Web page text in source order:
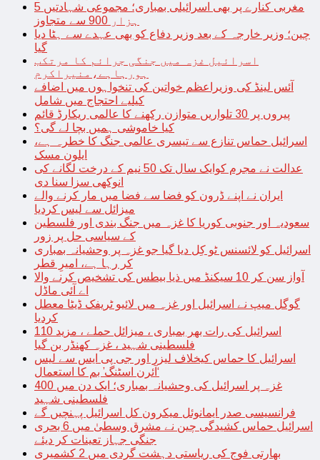
مغربی کنارے پر بھی اسرائیلی بمباری؛ مجموعی شہادتیں 5
ہزار 900 سے متجاوز
چین؛ وزیر خارجہ کے بعد وزیر دفاع کو بھی عہدے سے ہٹا دیا
گیا
اسرائیل غزہ میں جنگی جرائم کا مرتکب
ہورہاہے،منیراکرم
آئس لینڈ کی وزیراعظم خواتین کی تنخواہوں میں اضافے
کیلیے احتجاج میں شامل
پیروں پر 30 تلواریں متوازن رکھنے کا عالمی ریکارڈ قائم
کیا خاموشی ہمیں بچا لے گی؟
اسرائیل حماس تنازع سے تیسری عالمی جنگ کا خطرہ ہے،
ایلون مسک
عدالت نے مجرم کوایک سال تک 50 نیم کے درخت لگانے کی
انوکھی سزا سنا دی
ایران نے اپنے ڈرون کو فضا سے فضا میں مار کرنے والے
میزائل سے لیس کردیا
سعودیہ اور جنوبی کوریا کا غزہ میں جنگ بندی اور فلسطین
کے سیاسی حل پر زور
اسرائیل کو لائسنس ٹو کِل دیا گیا جو غزہ پر وحشیانہ بمباری
کر رہا ہے، امیرِ قطر
آواز سن کر 10 سیکنڈ میں ذیا بیطس کی تشخیص کرنے والا
اے آئی ماڈل
گوگل میپ نے اسرائیل اور غزہ میں لائیو ٹریفک ڈیٹا معطل
کردیا
اسرائیل کی رات بھر بمباری ، میزائل حملے ، مزید 110
فلسطینی شہید ، غزہ کھنڈر بن گیا
اسرائیل کا حماس کیخلاف لیزر اور جی پی ایس سے لیس
‘آئرن اسٹنگ’ بم کا استعمال
غزہ پر اسرائیل کی وحشیانہ بمباری؛ ایک دن میں 400
فلسطینی شہید
فرانسیسی صدر ایمانوئل میکرون کل اسرائیل پہنچیں گے
اسرائیل حماس کشیدگی چین نے مشرق وسطیٰ میں 6 بحری
جنگی جہاز تعینات کر دیئے
بھارتی فوج کی ریاستی دہشت گردی میں 2 کشمیری